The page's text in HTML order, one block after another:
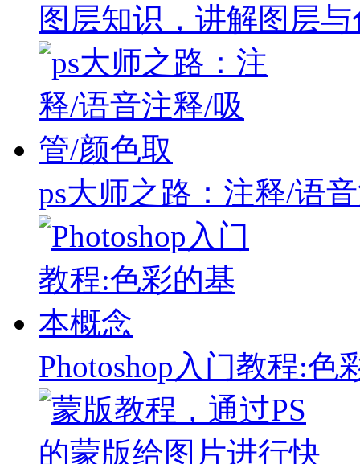
图层知识，讲解图层
ps大师之路：注释/语
Photoshop入门教程:色